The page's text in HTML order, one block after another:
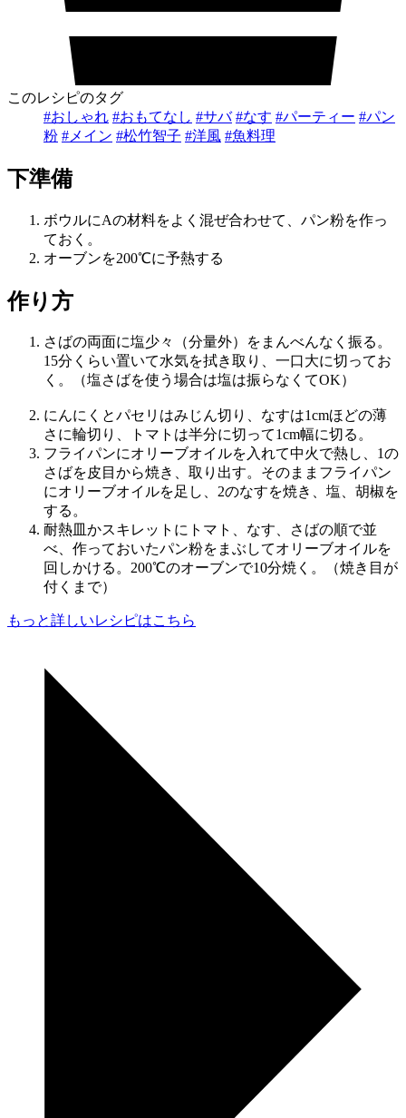
このレシピのタグ
#おしゃれ #おもてなし #サバ #なす #パーティー #パン
粉 #メイン #松竹智子 #洋風 #魚料理
下準備
ボウルにAの材料をよく混ぜ合わせて、パン粉を作っ
ておく。
オーブンを200℃に予熱する
作り方
さばの両面に塩少々（分量外）をまんべんなく振る。
15分くらい置いて水気を拭き取り、一口大に切ってお
く。（塩さばを使う場合は塩は振らなくてOK）
にんにくとパセリはみじん切り、なすは1cmほどの薄
さに輪切り、トマトは半分に切って1cm幅に切る。
フライパンにオリーブオイルを入れて中火で熱し、1の
さばを皮目から焼き、取り出す。そのままフライパン
にオリーブオイルを足し、2のなすを焼き、塩、胡椒を
する。
耐熱皿かスキレットにトマト、なす、さばの順で並
べ、作っておいたパン粉をまぶしてオリーブオイルを
回しかける。200℃のオーブンで10分焼く。（焼き目が
付くまで）
もっと詳しいレシピはこちら